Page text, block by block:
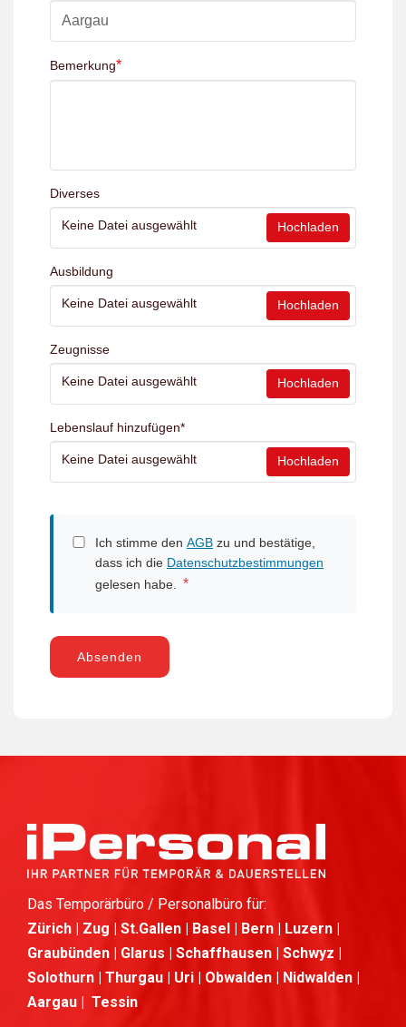
Bemerkung*
Diverses
Keine Datei ausgewählt Hochladen
Ausbildung
Keine Datei ausgewählt Hochladen
Zeugnisse
Keine Datei ausgewählt Hochladen
Lebenslauf hinzufügen*
Keine Datei ausgewählt Hochladen
Ich stimme den AGB zu und bestätige,
dass ich die Datenschutzbestimmungen
gelesen habe.
*
Absenden
Das Temporärbüro / Personalbüro für:
Zürich | Zug | St.Gallen | Basel | Bern | Luzern |
Graubünden | Glarus | Schaffhausen | Schwyz |
Solothurn | Thurgau | Uri | Obwalden | Nidwalden |
Aargau | Tessin